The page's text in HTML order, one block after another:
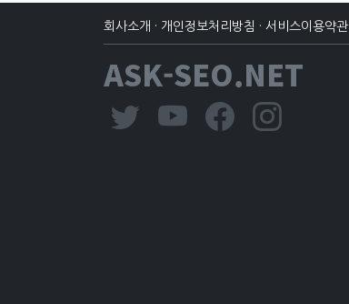
회사소개 · 개인정보처리방침 · 서비스이용약관
ASK-SEO.NET